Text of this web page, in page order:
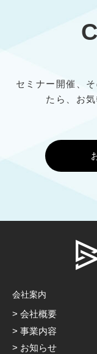
セミナー開催、
たら、 お
会社案内
会社概要
事業内容
お知らせ